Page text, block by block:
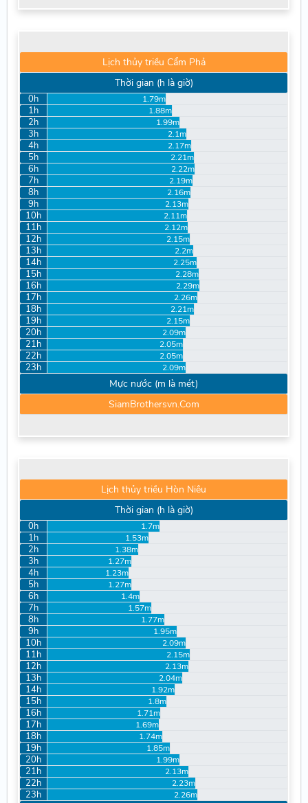
Lịch thủy triều Cẩm Phả
Thời gian (h là giờ)
0h 1.79m
1h 1.88m
2h 1.99m
3h 2.1m
4h 2.17m
5h 2.21m
6h 2.22m
7h 2.19m
8h 2.16m
9h 2.13m
10h 2.11m
11h 2.12m
12h 2.15m
13h 2.2m
14h 2.25m
15h 2.28m
16h 2.29m
17h 2.26m
18h 2.21m
19h 2.15m
20h 2.09m
21h 2.05m
22h 2.05m
23h 2.09m
Mực nước (m là mét)
SiamBrothersvn.Com
Lịch thủy triều Hòn Niêu
Thời gian (h là giờ)
0h 1.7m
1h 1.53m
2h 1.38m
3h 1.27m
4h 1.23m
5h 1.27m
6h 1.4m
7h 1.57m
8h 1.77m
9h 1.95m
10h 2.09m
11h 2.15m
12h 2.13m
13h 2.04m
14h 1.92m
15h 1.8m
16h 1.71m
17h 1.69m
18h 1.74m
19h 1.85m
20h 1.99m
21h 2.13m
22h 2.23m
23h 2.26m